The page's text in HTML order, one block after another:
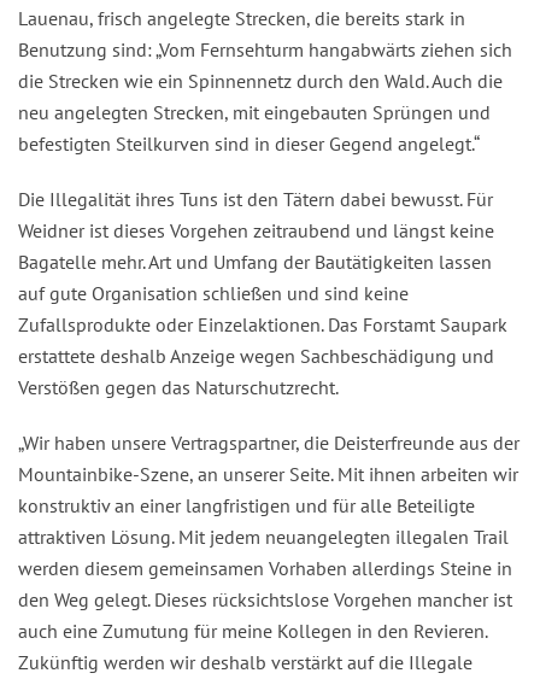
Lauenau, frisch angelegte Strecken, die bereits stark in
Benutzung sind: „Vom Fernsehturm hangabwärts ziehen sich
die Strecken wie ein Spinnennetz durch den Wald. Auch die
neu angelegten Strecken, mit eingebauten Sprüngen und
befestigten Steilkurven sind in dieser Gegend angelegt.“
Die Illegalität ihres Tuns ist den Tätern dabei bewusst. Für
Weidner ist dieses Vorgehen zeitraubend und längst keine
Bagatelle mehr. Art und Umfang der Bautätigkeiten lassen
auf gute Organisation schließen und sind keine
Zufallsprodukte oder Einzelaktionen. Das Forstamt Saupark
erstattete deshalb Anzeige wegen Sachbeschädigung und
Verstößen gegen das Naturschutzrecht.
„Wir haben unsere Vertragspartner, die Deisterfreunde aus der
Mountainbike-Szene, an unserer Seite. Mit ihnen arbeiten wir
konstruktiv an einer langfristigen und für alle Beteiligte
attraktiven Lösung. Mit jedem neuangelegten illegalen Trail
werden diesem gemeinsamen Vorhaben allerdings Steine in
den Weg gelegt. Dieses rücksichtslose Vorgehen mancher ist
auch eine Zumutung für meine Kollegen in den Revieren.
Zukünftig werden wir deshalb verstärkt auf die Illegale